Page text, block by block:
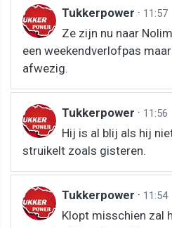
Tukkerpower · 11:57
Ze zijn nu naar
een weekendverlofpas
afwezig.
Tukkerpower · 11:56
Hij is al blij als hij
struikelt zoals gisteren.
Tukkerpower · 11:54
Klopt misschien zal